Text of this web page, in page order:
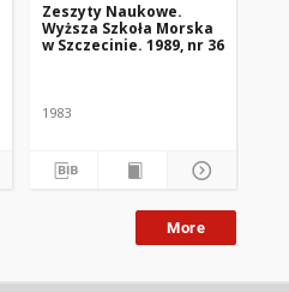
Zeszyty Naukowe.
Wyższa Szkoła Morska
w Szczecinie. 1989, nr 36
1983
More